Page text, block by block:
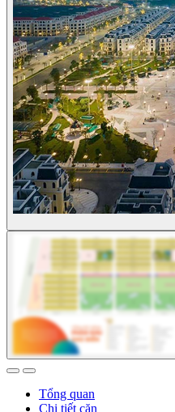
Tổng quan
Chi tiết căn